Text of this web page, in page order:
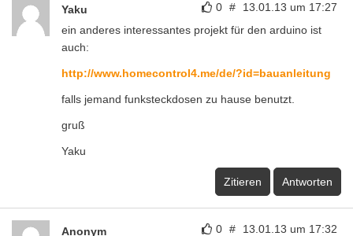
0 # 13.01.13 um 17:27
Yaku
ein anderes interessantes projekt für den arduino ist
auch:
http://www.homecontrol4.me/de/?id=bauanleitung
falls jemand funksteckdosen zu hause benutzt.
gruß
Yaku
Zitieren Antworten
0 # 13.01.13 um 17:32
Anonym